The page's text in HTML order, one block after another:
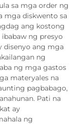
sa mga order ng
mga diskwento sa
ang kostong
ng presyo
disenyo ang mga
ng
ng mga gastos
materyales na
pagbabago,
Pati na
ay
ng